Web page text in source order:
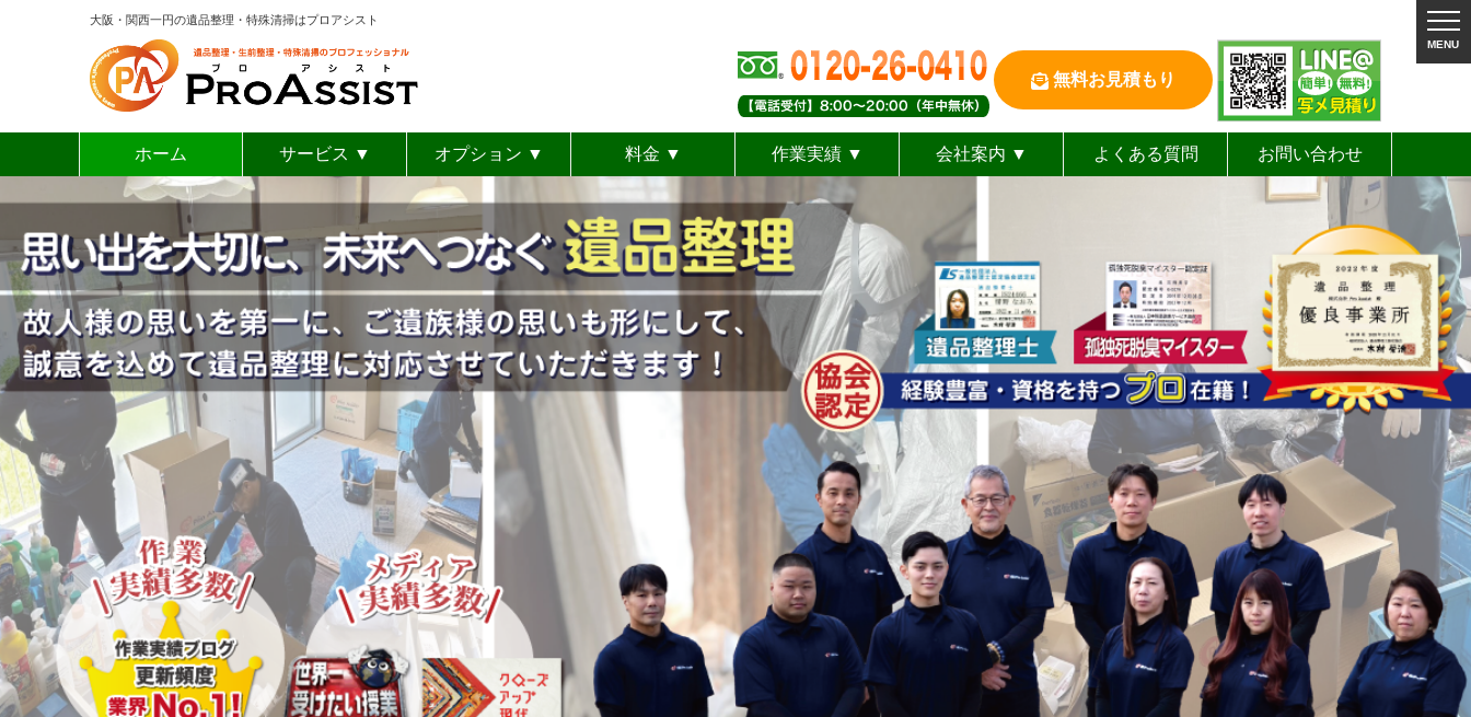
MENU
大阪・関西一円の遺品整理・特殊清掃はプロアシスト
無料お見積もり
ホーム
サービス ▼
オプション ▼
リモート遺品整理
女性スタッフ専任
お焚き上げ供養
料金 ▼
作業実績 ▼
遺品整理
特殊清掃
生前整理
空き家整理
ゴミ屋敷清掃
お客様の声
スタッフブログ
Googleクチコミ
会社案内 ▼
よくある質問 お問い合わせ